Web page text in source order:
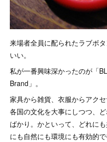
来場者全員に配られたラブボ
いい。
私が一番興味深かったのが「
Brand」。
家具から雑貨、衣服からアク
各国の文化を大事にしつつ、
ばかり。かといって、どれに
にも自然にも環境にも有効的